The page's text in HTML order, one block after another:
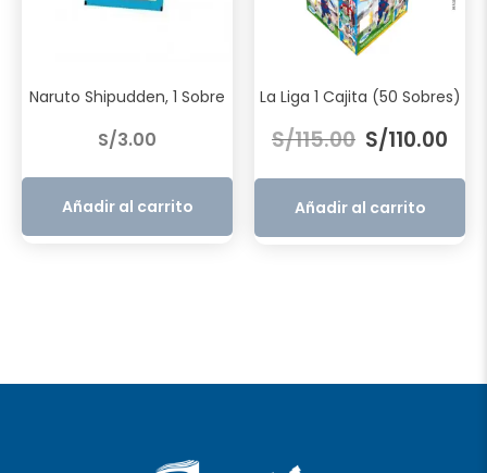
Naruto Shipudden, 1 Sobre
S/3.00
Añadir al carrito
La Liga 1 Cajita (50 Sobres)
S/115.00 precio
original
era:
S/115.00.
S/110.00
S/
Añadir al carrito